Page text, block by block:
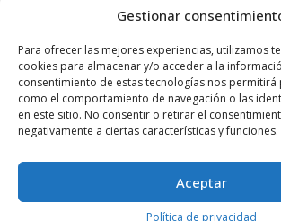
Gestionar
Para ofrecer las mejores experiencias, utilizamos
cookies para almacenar y/o acceder a la
consentimiento de estas tecnologías nos
como el comportamiento de navegación o las
en este sitio. No consentir o retirar el
negativamente a ciertas características y funciones.
Aceptar
Política de privacidad
English Spoken
+52 (81) 1917 5732
Horario:
Lunes a Viernes
10:00am - 07:00pm
Sábados
10:00am - 02:00pm
© 2025 CIRUJANA PLASTICA MG | Todos los